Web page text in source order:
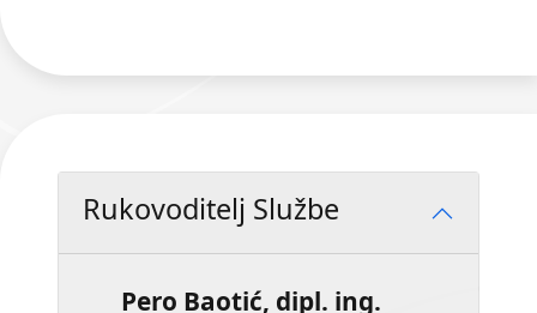
Rukovoditelj Službe
Pero Baotić, dipl. ing.